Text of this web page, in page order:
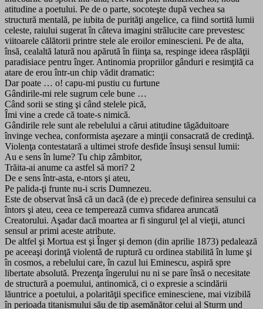
atitudine a poetului. Pe de o parte, socoteşte după vechea sa
structură mentală, pe iubita de purităţi angelice, ca fiind sortită lumii
celeste, raiului sugerat în câteva imagini strălucite care prevestesc
viitoarele călătorii printre stele ale eroilor eminescieni. Pe de alta,
însă, cealaltă latură nou apărută în fiinţa sa, respinge ideea răsplăţii
paradisiace pentru înger. Antinomia propriilor gânduri e resimţită ca
atare de erou într-un chip vădit dramatic:
Dar poate … o! capu-mi pustiu cu furtune
Gândirile-mi rele sugrum cele bune …
Când sorii se sting şi când stelele pică,
Îmi vine a crede că toate-s nimică.
Gândirile rele sunt ale rebelului a cărui atitudine tăgăduitoare
învinge vechea, conformista aşezare a minţii consacrată de credinţă.
Violenţa contestatară a ultimei strofe desfide însuşi sensul lumii:
Au e sens în lume? Tu chip zâmbitor,
Trăita-ai anume ca astfel să mori? 2
De e sens într-asta, e-ntors şi ateu,
Pe palida-ţi frunte nu-i scris Dumnezeu.
Este de observat însă că un dacă (de e) precede definirea sensului ca
întors şi ateu, ceea ce temperează cumva sfidarea aruncată
Creatorului. Aşadar dacă moartea ar fi singurul ţel al vieţii, atunci
sensul ar primi aceste atribute.
De altfel şi Mortua est şi Înger şi demon (din aprilie 1873) pedalează
pe aceeaşi dorinţă violentă de ruptură cu ordinea stabilită în lume şi
în cosmos, a rebelului care, în cazul lui Eminescu, aspiră spre
libertate absolută. Prezenţa îngerului nu ni se pare însă o necesitate
de structură a poemului, antinomică, ci o expresie a scindării
lăuntrice a poetului, a polarităţii specifice eminesciene, mai vizibilă
în perioada titanismului său de tip asemănător celui al Sturm und